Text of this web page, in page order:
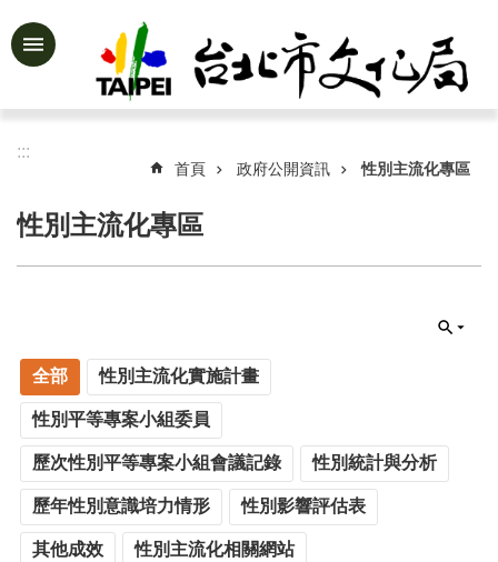
跳到主要內容區塊
進
告
認
識
文
化
局
業
務
項
:::
首頁 政府公開資訊 性別主流化專區
性別主流化專區
全部 性別主流化實施計畫
性別平等專案小組委員
歷次性別平等專案小組會議記錄 性別統計與分析
歷年性別意識培力情形 性別影響評估表
其他成效 性別主流化相關網站